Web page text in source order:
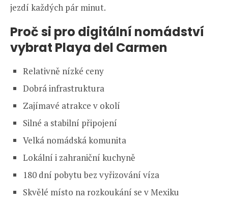
jezdí každých pár minut.
Proč si pro digitální nomádství
vybrat Playa del Carmen
Relativně nízké ceny
Dobrá infrastruktura
Zajímavé atrakce v okolí
Silné a stabilní připojení
Velká nomádská komunita
Lokální i zahraniční kuchyně
180 dní pobytu bez vyřizování víza
Skvělé místo na rozkoukání se v Mexiku